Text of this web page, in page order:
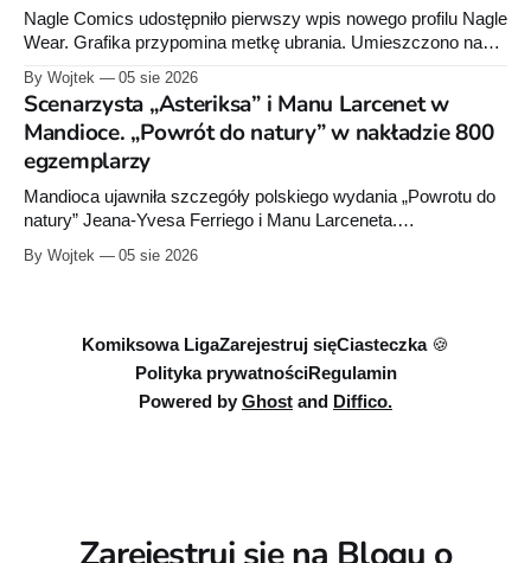
oraz opowiadania. Wszystkie te elementy wzajemnie się
uzupełniają, tworząc
Nagle Comics udostępniło pierwszy wpis nowego profilu Nagle
Wear. Grafika przypomina metkę ubrania. Umieszczono na
dotyczące prania. Powstała też osobna domena internetowa
pod nazwą marki.
By Wojtek 05 sie 2026
Scenarzysta „Asteriksa” i Manu Larcenet w
Mandioce. „Powrót do natury” w nakładzie 800
egzemplarzy
Mandioca ujawniła szczegóły polskiego wydania „Powrotu do
natury” Jeana-Yvesa Ferriego i Manu Larceneta.
290 stron.
By Wojtek 05 sie 2026
Komiksowa LigaZarejestruj sięCiasteczka 🍪
Polityka prywatnościRegulamin
Powered by Ghost and Diffico.